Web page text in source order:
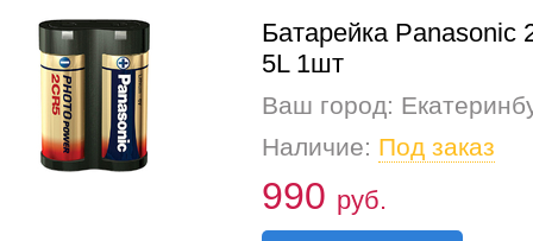
Батарейка Panasonic
5L 1шт
Ваш город:
Наличие: Под заказ
990 руб.